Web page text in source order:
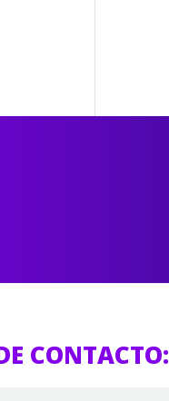
CONTACTO: